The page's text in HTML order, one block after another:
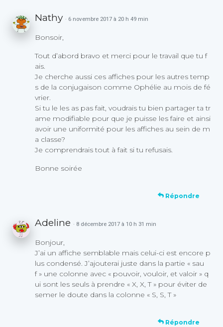
Nathy · 6 novembre 2017 à 20 h 49 min
Bonsoir,
Tout d’abord bravo et merci pour le travail que tu f
ais.
Je cherche aussi ces affiches pour les autres temp
s de la conjugaison comme Ophélie au mois de fé
vrier.
Si tu le les as pas fait, voudrais tu bien partager ta tr
ame modifiable pour que je puisse les faire et ainsi
avoir une uniformité pour les affiches au sein de m
a classe?
Je comprendrais tout à fait si tu refusais.
Bonne soirée
Répondre
Adeline · 8 décembre 2017 à 10 h 31 min
Bonjour,
J’ai un affiche semblable mais celui-ci est encore p
lus condensé. J’ajouterai juste dans la partie « sau
f » une colonne avec « pouvoir, vouloir, et valoir » q
ui sont les seuls à prendre « X, X, T » pour éviter de
semer le doute dans la colonne « S, S, T »
Répondre